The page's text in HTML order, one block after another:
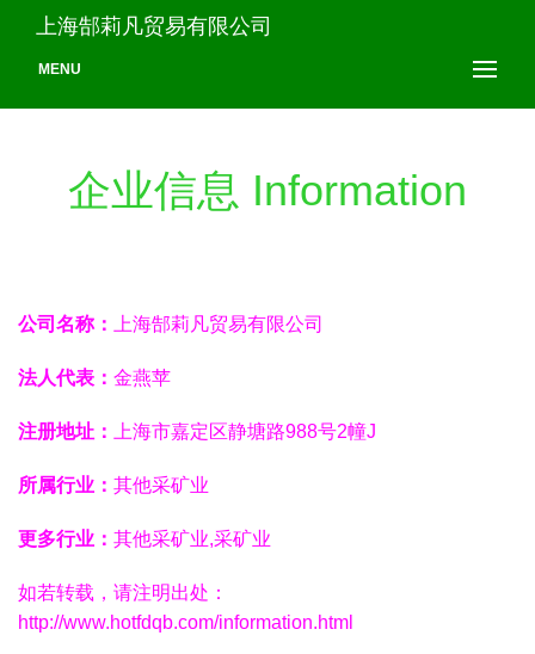
上海郜莉凡贸易有限公司
MENU
企业信息 Information
公司名称： 上海郜莉凡贸易有限公司
法人代表： 金燕苹
注册地址： 上海市嘉定区静塘路988号2幢J
所属行业： 其他采矿业
更多行业： 其他采矿业,采矿业
如若转载，请注明出处：
http://www.hotfdqb.com/information.html